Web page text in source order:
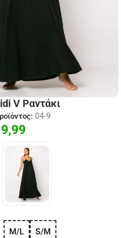
V Ραντάκι
04-9
M/L S/M